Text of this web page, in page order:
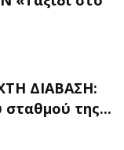
ΔΙΑΒΑΣΗ:
σταθμού της...